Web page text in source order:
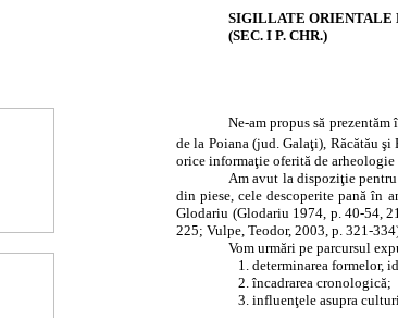
SIGILLATE ORIENTALE
(SEC. I P. CHR.)
Ne-am propus să
de la Poiana (jud. Galaţi), Răcătău şi
orice informaţie oferită de
Am avut la dispoziţie
din piese, cele descoperite pană în
Glodariu (Glodariu 1974, p. 40-54,
225; Vulpe, Teodor, 2003, p. 321-
Vom urmări pe parcursul
1. determinarea formelor,
2. încadrarea cronologică;
3. influenţele asupra